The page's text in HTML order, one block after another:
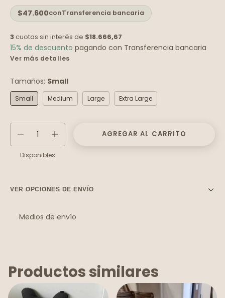
$47.600conTransferencia bancaria
3 cuotas sin interés de $18.666,67
15% de descuento pagando con Transferencia bancaria
Ver más detalles
Tamaños: Small
Small Medium Large Extra Large
Disponibles
VER OPCIONES DE ENVÍO
Entregas para el CP:
Medios de envío
Productos similares